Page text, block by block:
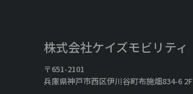
株式会社ケイズモビリティ
〒651-2101
兵庫県神戸市西区伊川谷町布施畑834-6 2F